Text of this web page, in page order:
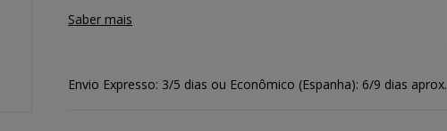
Saber mais
Envio Expresso: 3/5 dias ou Econômico (Espanha): 6/9 dias aprox.